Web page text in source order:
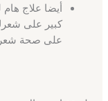
أيضا علاج
كبير على
على صحة